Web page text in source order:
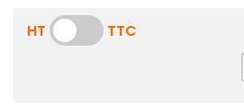
HT
TTC